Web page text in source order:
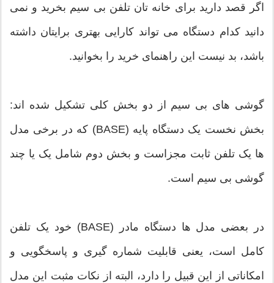
اگر قصد دارید برای خانه تان تلفن بی سیم بخرید و نمی
دانید کدام دستگاه می تواند کارایی بهتری برایتان داشته
باشد، بد نیست این راهنمای خرید را بخوانید.
گوشی های بی سیم از دو بخش کلی تشکیل شده اند:
بخش نخست یک دستگاه پایه (BASE) که در برخی مدل
ها یک تلفن ثابت مجزاست و بخش دوم شامل یک یا چند
گوشی بی سیم است.
در بعضی مدل ها دستگاه مادر (BASE) خود یک تلفن
کامل است، یعنی قابلیت شماره گیری و پاسخگویی و
امکاناتی از این قبیل را دارد، البته از نکات مثبت این مدل